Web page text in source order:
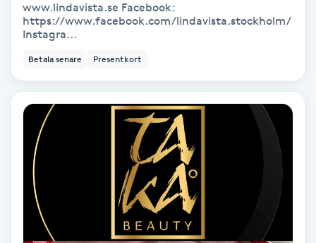
Herrklippning
HIFU
Hollywood Peel
Hot Stone Massage
Hot yoga
Hudföryngring
www.lindavista.se Facebook:
https://www.facebook.com/lindavista.stockholm/
Instagra...
Betala senare Presentkort